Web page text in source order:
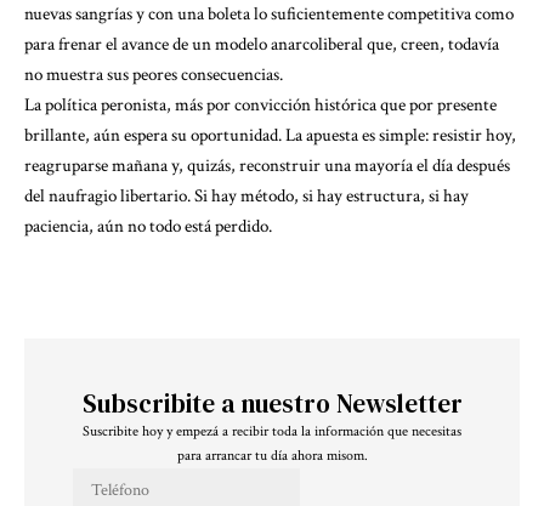
nuevas sangrías y con una boleta lo suficientemente competitiva como
para frenar el avance de un modelo anarcoliberal que, creen, todavía
no muestra sus peores consecuencias.
La política peronista, más por convicción histórica que por presente
brillante, aún espera su oportunidad. La apuesta es simple: resistir hoy,
reagruparse mañana y, quizás, reconstruir una mayoría el día después
del naufragio libertario. Si hay método, si hay estructura, si hay
paciencia, aún no todo está perdido.
Subscribite a nuestro Newsletter
Suscribite hoy y empezá a recibir toda la información que necesitas
para arrancar tu día ahora misom.